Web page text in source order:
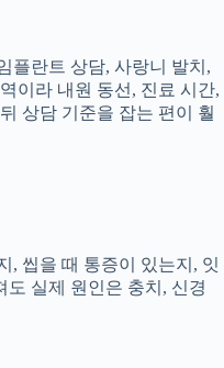
플란트 상담, 사랑니 발치,
이라 내원 동선, 진료 시간,
상담 기준을 잡는 편이 훨
, 씹을 때 통증이 있는지, 잇
도 실제 원인은 충치, 신경